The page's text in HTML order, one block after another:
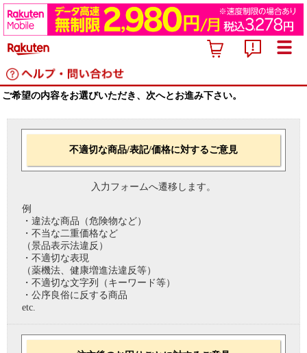
ご希望の内容をお選びいただき、次へとお進み下さい。
不適切な商品/表記/価格に対するご意見
入力フォームへ遷移します。
例
・違法な商品（危険物など）
・不当な二重価格など
（景品表示法違反）
・不適切な表現
（薬機法、健康増進法違反等）
・不適切な文字列（キーワード等）
・公序良俗に反する商品
etc.